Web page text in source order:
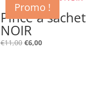
Promo !
Pince à sachet
NOIR
€11,00 Le
€6,00Le